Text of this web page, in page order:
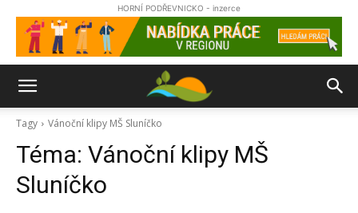
HORNÍ PODŘEVNICKO - inzerce
Tagy Vánoční klipy MŠ Sluníčko
Téma: Vánoční klipy MŠ
Sluníčko